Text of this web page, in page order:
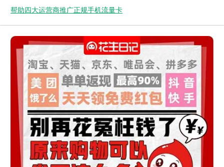
帮助四大运营商推广正规手机流量卡